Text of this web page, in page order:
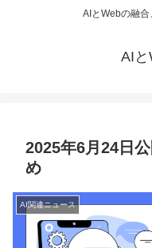
AIとWebの融合
AIと
2025年6月24日
め
AI関連ニュース